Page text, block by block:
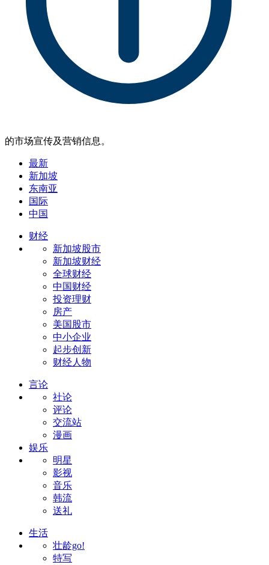
的市场宣传及营销信息。
最新
新加坡
东南亚
国际
中国
财经
新加坡股市
新加坡财经
全球财经
中国财经
投资理财
房产
美国股市
中小企业
起步创新
财经人物
言论
社论
评论
交流站
漫画
娱乐
明星
影视
音乐
韩流
送礼
生活
壮龄go!
特写